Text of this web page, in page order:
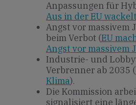
Anpassungen für
Aus in der EU
Angst vor massivem
beim Verbot (EU
Angst vor massivem
Industrie- und
Verbrenner ab 2035 (
Klima).
Die Kommission
signalisiert eine